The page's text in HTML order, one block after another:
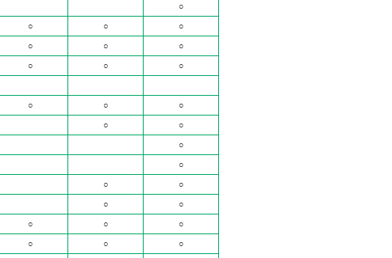
○
○ ○ ○
○ ○ ○
○ ○ ○
○ ○ ○
○ ○
○
○
○ ○
○ ○
○ ○ ○
○ ○ ○